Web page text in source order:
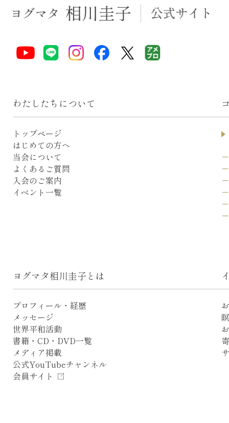
わたしたちについて
トップページ
はじめての方へ
当会について
よくあるご質問
入会のご案内
イベント一覧
ヨグマタ相川圭子とは
プロフィール・経歴
メッセージ
世界平和活動
書籍・CD・DVD一覧
メディア掲載
公式YouTubeチャンネル
会員サイト